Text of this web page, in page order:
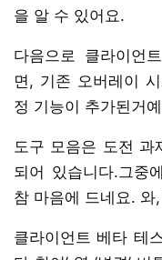
을 알 수 있어요.
다음으로 클라이언
면, 기존 오버레이
정 기능이 추가된거
도구 모음은 도전
되어 있습니다.그중
참 마음에 드네요. 와
클라이언트 베타 테